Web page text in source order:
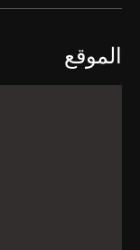
الموقع